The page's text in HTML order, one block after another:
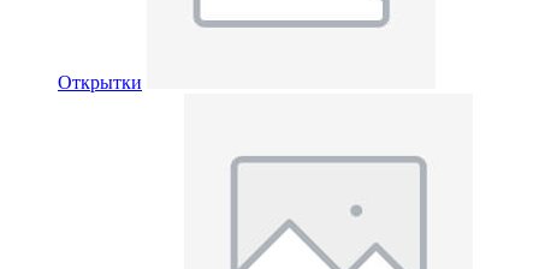
Открытки